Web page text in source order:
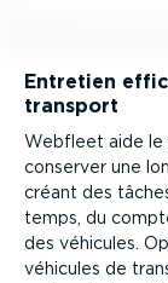
Entretien
transport
Webfleet aide le
conserver une
créant des
temps, du
des véhicules.
véhicules de